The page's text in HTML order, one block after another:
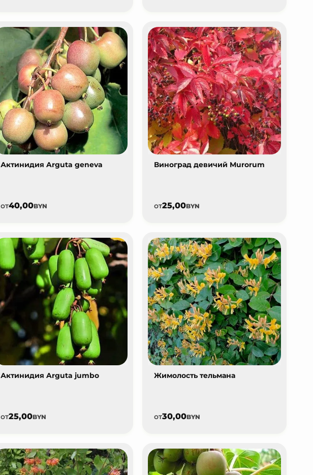
Актинидия Arguta geneva
от40,00BYN
Виноград девичий Murorum
от25,00BYN
Актинидия Arguta jumbo
от25,00BYN
Жимолость тельмана
от30,00BYN